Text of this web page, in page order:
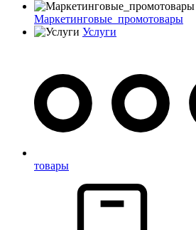
Маркетинговые_промотовары
Услуги
товары